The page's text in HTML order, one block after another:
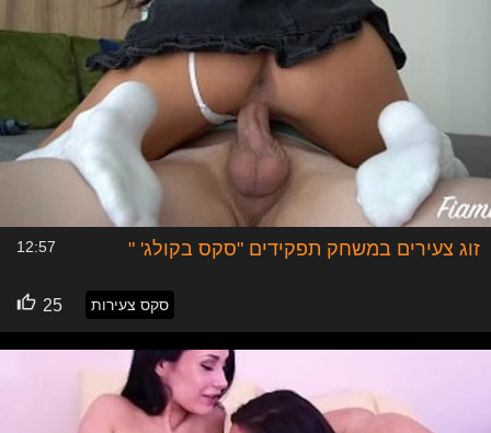
אנו נתמקד בגרסת סרט סקס שמדברת על זוגות, עם כי בשנים
האחרונות, גם סרט סקס סולו, בעיקר באלו שמופיעה בהן אישה,
גם תופס פופולריות בשנים האחרונות. כמו כן, הדינמיקה בין סרט
סקס סולו לבין סרט סקס של זוגות, היא דומה בהרבה, אך עניין
הגישה ועוד מספר אלמנטים מהווים הבדלים בהכנה ובעשייה של
סרט הסקס.
ברוב מוחלט של מקרים, בהם זוג החליט לעשות סרט סקס
כמו
מזכרת או טריגר מיני פרטי, לא לצורכי הפצה, הגיעו כבר לרמת
פתיחות מינית גבוהה ביניהם, לכן חשוב קודם לעשות "בדק בית"
ולראות ולהבין היכן אתם נמצאים בתוך הסיטואציה הזו כזוג.
במידה ואתם ממש מתרגשים ונלהבים מהרעיון, אתם כבר
נמצאים בגישה הנכונה כדי לעשות סרט סקס איכותי משלכם.
בשביל סרט סקס איכותי, כזה שתרצו לראות וכשתיצפו בו
בעצמכם, הוא יעלה בכם את היצר המיני הרצוי שלכם, אתם
צריכים להתייחס אליו כמו סרט ולטפל בנושא במקצועיות. זה
מתחיל בתסריט, וכן, גם אם נדמה לכם לפעמים שסרט סקס כזה
או אחר נעשה באופן ספונטני, תופתעו לגלות שאתם טועים.
תסריט אינו חייב להכיל מילים, אבל כמו כל סרט, גם לסרט סקס
רצוי שתהיה התחלה, אמצע וסוף. גם לצורך עשיית סרט סקס,
אתם לא באמת חייבים לכתוב אותו, אבל שינון התנוחות,
זוג צעירים במשחק תפקידים "סקס בקולג' " 12:57
סקס צעירות 25